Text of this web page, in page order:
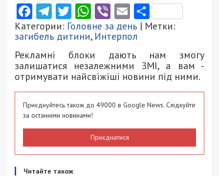
Facebook
Telegram
Twitter
WhatsApp
ViberEmail
Категории: Головне за день | Метки:
загибель дитини, Интерпол
Рекламні блоки дають нам змогу
залишатися незалежними ЗМІ, а вам -
отримувати найсвіжіші новини під ними.
Приєднуйтесь також до 49000 в Google News. Слідкуйте
за останніми новинами!
Приєднатися
Читайте також